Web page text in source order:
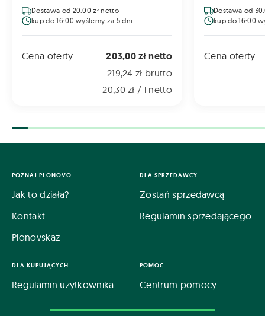
Dostawa od 20.00 zł netto
kup do 16:00 wyślemy za 5 dni
Cena oferty 203,00 zł netto
219,24 zł brutto
20,30 zł / l netto
Dostawa od
kup do 16:00
Cena oferty
POZNAJ PLONOVO
Jak to działa?
Kontakt
Plonovskaz
DLA SPRZEDAWCY
Zostań sprzedawcą
Regulamin sprzedającego
DLA KUPUJĄCYCH
Regulamin użytkownika
POMOC
Centrum pomocy